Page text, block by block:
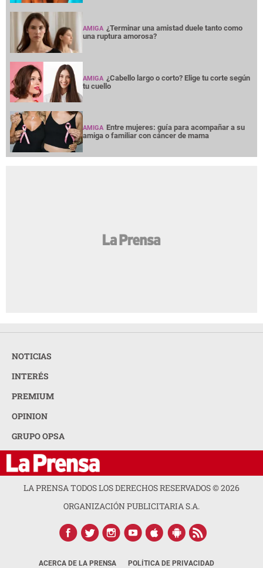
AMIGA ¿Terminar una amistad duele tanto como
una ruptura amorosa?
AMIGA ¿Cabello largo o corto? Elige tu corte según
tu cuello
AMIGA Entre mujeres: guía para acompañar a su
amiga o familiar con cáncer de mama
NOTICIAS
INTERÉS
PREMIUM
OPINION
GRUPO OPSA
LA PRENSA TODOS LOS DERECHOS RESERVADOS ©2026
ORGANIZACIÓN PUBLICITARIA S.A.
ACERCA DE LA PRENSA POLÍTICA DE PRIVACIDAD